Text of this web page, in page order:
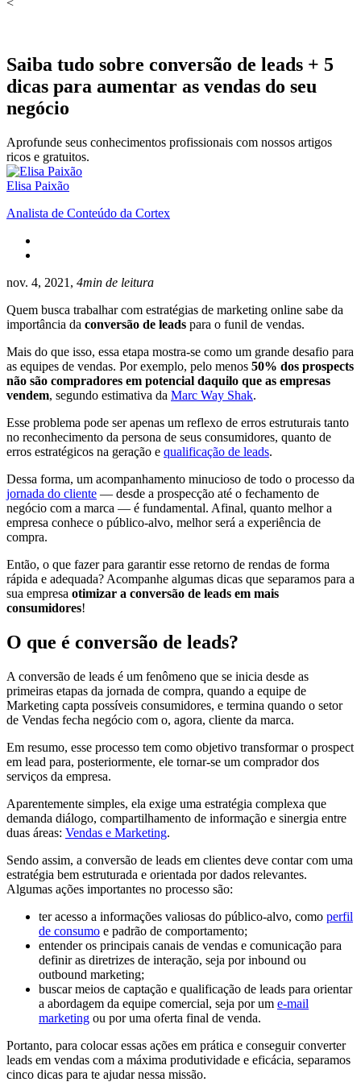
<
Saiba tudo sobre conversão de leads + 5
dicas para aumentar as vendas do seu
negócio
Aprofunde seus conhecimentos profissionais com nossos artigos
ricos e gratuitos.
Elisa Paixão
Analista de Conteúdo da Cortex
nov. 4, 2021, 4min de leitura
Quem busca trabalhar com estratégias de marketing online sabe da
importância da conversão de leads para o funil de vendas.
Mais do que isso, essa etapa mostra-se como um grande desafio para
as equipes de vendas. Por exemplo, pelo menos 50% dos prospects
não são compradores em potencial daquilo que as empresas
vendem, segundo estimativa da Marc Way Shak.
Esse problema pode ser apenas um reflexo de erros estruturais tanto
no reconhecimento da persona de seus consumidores, quanto de
erros estratégicos na geração e qualificação de leads.
Dessa forma, um acompanhamento minucioso de todo o processo da
jornada do cliente — desde a prospecção até o fechamento de
negócio com a marca — é fundamental. Afinal, quanto melhor a
empresa conhece o público-alvo, melhor será a experiência de
compra.
Então, o que fazer para garantir esse retorno de rendas de forma
rápida e adequada? Acompanhe algumas dicas que separamos para a
sua empresa otimizar a conversão de leads em mais
consumidores!
O que é conversão de leads?
A conversão de leads é um fenômeno que se inicia desde as
primeiras etapas da jornada de compra, quando a equipe de
Marketing capta possíveis consumidores, e termina quando o setor
de Vendas fecha negócio com o, agora, cliente da marca.
Em resumo, esse processo tem como objetivo transformar o prospect
em lead para, posteriormente, ele tornar-se um comprador dos
serviços da empresa.
Aparentemente simples, ela exige uma estratégia complexa que
demanda diálogo, compartilhamento de informação e sinergia entre
duas áreas: Vendas e Marketing.
Sendo assim, a conversão de leads em clientes deve contar com uma
estratégia bem estruturada e orientada por dados relevantes.
Algumas ações importantes no processo são:
ter acesso a informações valiosas do público-alvo, como perfil
de consumo e padrão de comportamento;
entender os principais canais de vendas e comunicação para
definir as diretrizes de interação, seja por inbound ou
outbound marketing;
buscar meios de captação e qualificação de leads para orientar
a abordagem da equipe comercial, seja por um e-mail
marketing ou por uma oferta final de venda.
Portanto, para colocar essas ações em prática e conseguir converter
leads em vendas com a máxima produtividade e eficácia, separamos
cinco dicas para te ajudar nessa missão.